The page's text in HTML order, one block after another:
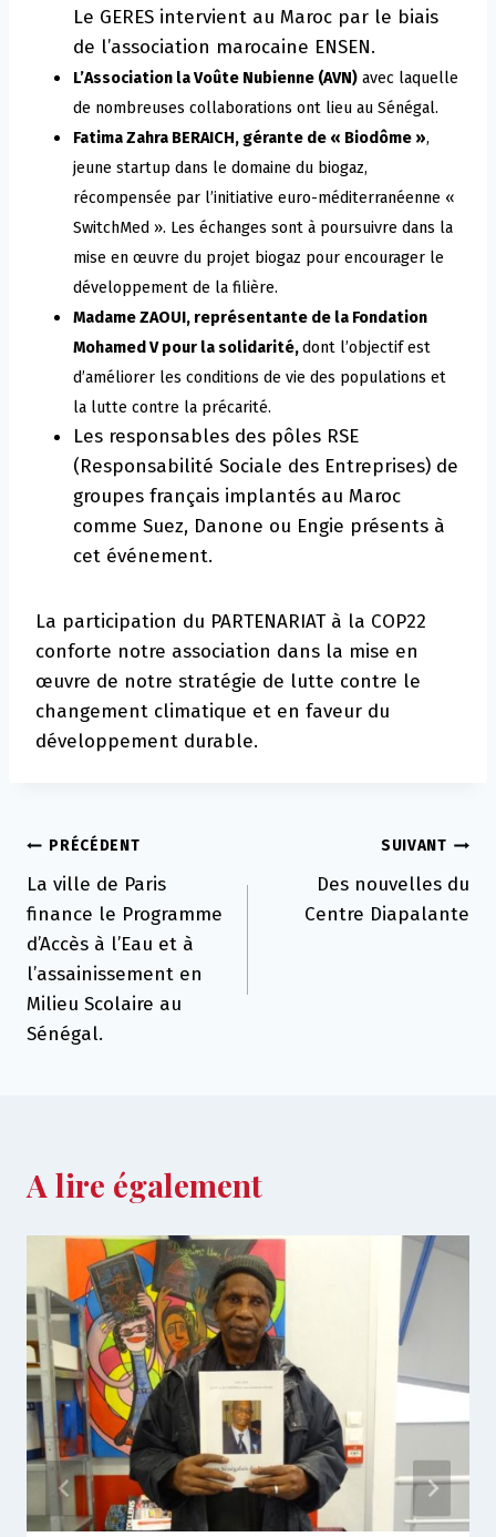
Le GERES intervient au Maroc par le biais
de l’association marocaine ENSEN.
L’Association la Voûte Nubienne (AVN) avec laquelle
de nombreuses collaborations ont lieu au Sénégal.
Fatima Zahra BERAICH, gérante de « Biodôme »,
jeune startup dans le domaine du biogaz,
récompensée par l’initiative euro-méditerranéenne «
SwitchMed ». Les échanges sont à poursuivre dans la
mise en œuvre du projet biogaz pour encourager le
développement de la filière.
Madame ZAOUI, représentante de la Fondation
Mohamed V pour la solidarité,dont l’objectif est
d’améliorer les conditions de vie des populations et
la lutte contre la précarité.
Les responsables des pôles RSE
(Responsabilité Sociale des Entreprises) de
groupes français implantés au Maroc
comme Suez, Danone ou Engie présents à
cet événement.
La participation du PARTENARIAT à la COP22
conforte notre association dans la mise en
œuvre de notre stratégie de lutte contre le
changement climatique et en faveur du
développement durable.
Navigation
de
l’article
PRÉCÉDENT
La ville de Paris
finance le Programme
d’Accès à l’Eau et à
l’assainissement en
Milieu Scolaire au
Sénégal.
SUIVANT
Des nouvelles du
Centre Diapalante
A lire également